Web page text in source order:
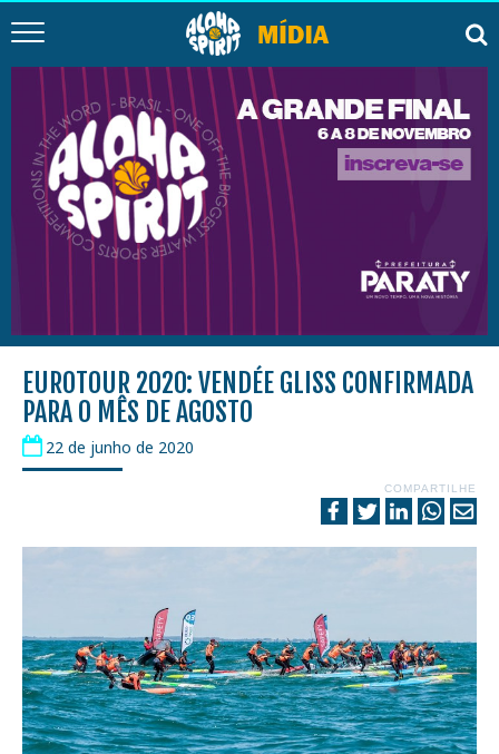
EUROTOUR 2020: VENDÉE GLISS CONFIRMADA
PARA O MÊS DE AGOSTO
22 de junho de 2020
COMPARTILHE